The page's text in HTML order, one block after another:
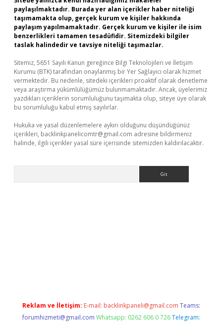
paylaşılmaktadır. Burada yer alan içerikler haber niteliği
taşımamakta olup, gerçek kurum ve kişiler hakkında
paylaşım yapılmamaktadır. Gerçek kurum ve kişiler ile isim
benzerlikleri tamamen tesadüfidir. Sitemizdeki bilgiler
taslak halindedir ve tavsiye niteliği taşımazlar.
Sitemiz, 5651 Sayılı Kanun gereğince Bilgi Teknolojileri ve İletişim
Kurumu (BTK) tarafından onaylanmış bir Yer Sağlayıcı olarak hizmet
vermektedir. Bu nedenle, sitedeki içerikleri proaktif olarak denetleme
veya araştırma yükümlülüğümüz bulunmamaktadır. Ancak, üyelerimiz
yazdıkları içeriklerin sorumluluğunu taşımakta olup, siteye üye olarak
bu sorumluluğu kabul etmiş sayılırlar.
Hukuka ve yasal düzenlemelere aykırı olduğunu düşündüğünüz
içerikleri, backlinkpanelicomtr@gmail.com adresine bildirmeniz
halinde, ilgili içerikler yasal süre içerisinde sitemizden kaldırılacaktır.
Reklam ve İletişim: E-mail: backlinkpaneli@gmail.com Teams:
forumhizmeti@gmail.com Whatsapp: 0262 606 0 726 Telegram: